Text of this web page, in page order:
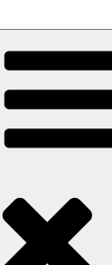
Zuhause ist